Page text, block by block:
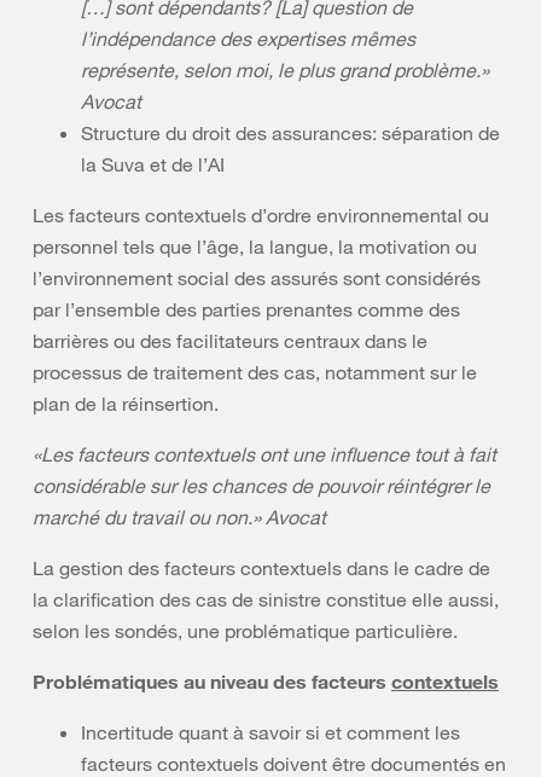
[…] sont dépendants? [La] question de
l’indépendance des expertises mêmes
représente, selon moi, le plus grand problème.»
Avocat
Structure du droit des assurances: séparation de
la Suva et de l’AI
Les facteurs contextuels d’ordre environnemental ou
personnel tels que l’âge, la langue, la motivation ou
l’environnement social des assurés sont considérés
par l’ensemble des parties prenantes comme des
barrières ou des facilitateurs centraux dans le
processus de traitement des cas, notamment sur le
plan de la réinsertion.
«Les facteurs contextuels ont une influence tout à fait
considérable sur les chances de pouvoir réintégrer le
marché du travail ou non.» Avocat
La gestion des facteurs contextuels dans le cadre de
la clarification des cas de sinistre constitue elle aussi,
selon les sondés, une problématique particulière.
Problématiques au niveau des facteurs contextuels
Incertitude quant à savoir si et comment les
facteurs contextuels doivent être documentés en